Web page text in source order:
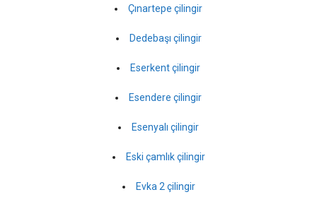
Çınartepe çilingir
Dedebaşı çilingir
Eserkent çilingir
Esendere çilingir
Esenyalı çilingir
Eski çamlık çilingir
Evka 2 çilingir